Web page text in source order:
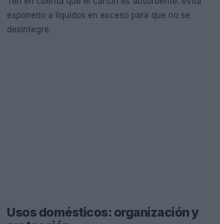
exponerlo a líquidos en exceso para que no se
desintegre.
Usos domésticos: organización y